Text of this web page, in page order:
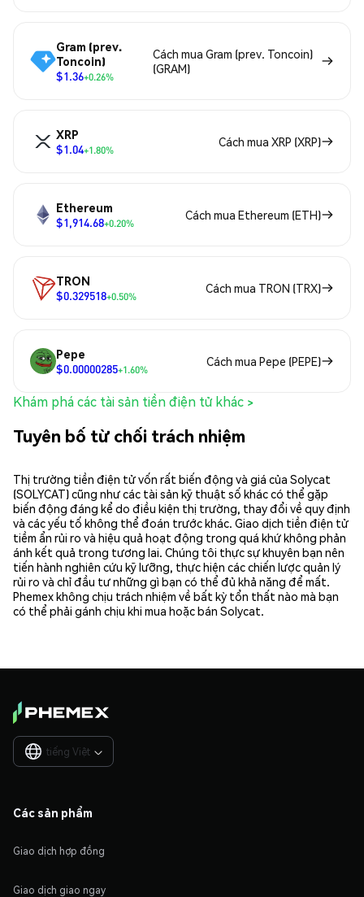
Gram (prev.
Toncoin)
$1.36+0.26%
Cách mua Gram (prev. Toncoin)
(GRAM)
XRP
$1.04+1.80%
Cách mua XRP (XRP)
Ethereum
$1,914.68+0.20%
Cách mua Ethereum (ETH)
TRON
$0.329518+0.50%
Cách mua TRON (TRX)
Pepe
$0.00000285+1.60%
Cách mua Pepe (PEPE)
Khám phá các tài sản tiền điện tử khác >
Tuyên bố từ chối trách nhiệm
Thị trường tiền điện tử vốn rất biến động và giá của Solycat
(SOLYCAT) cũng như các tài sản kỹ thuật số khác có thể gặp
biến động đáng kể do điều kiện thị trường, thay đổi về quy định
và các yếu tố không thể đoán trước khác. Giao dịch tiền điện tử
tiềm ẩn rủi ro và hiệu quả hoạt động trong quá khứ không phản
ánh kết quả trong tương lai. Chúng tôi thực sự khuyên bạn nên
tiến hành nghiên cứu kỹ lưỡng, thực hiện các chiến lược quản lý
rủi ro và chỉ đầu tư những gì bạn có thể đủ khả năng để mất.
Phemex không chịu trách nhiệm về bất kỳ tổn thất nào mà bạn
có thể phải gánh chịu khi mua hoặc bán Solycat.
tiếng Việt 
Các sản phẩm
Giao dịch hợp đồng
Giao dịch giao ngay